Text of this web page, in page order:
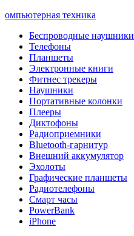
омпьютерная техника
Беспроводные наушники
Телефоны
Планшеты
Электронные книги
Фитнес трекеры
Наушники
Портативные колонки
Плееры
Диктофоны
Радиоприемники
Bluetooth-гарнитур
Внешний аккумулятор
Эхолоты
Графические планшеты
Радиотелефоны
Смарт часы
PowerBank
iPhone